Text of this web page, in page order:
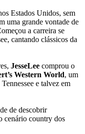
Estados Unidos, sem
uma grande vontade de
a carreira se
cantando clássicos da
JesseLee comprou o
Western World, um
e talvez em
de descobrir
cenário country dos